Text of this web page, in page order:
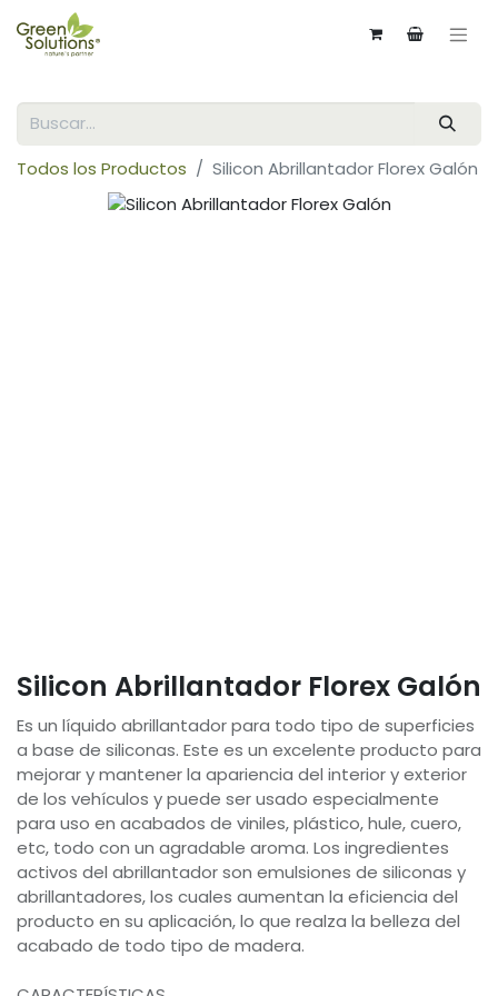
Todos los Productos Silicon Abrillantador Florex Galón
Silicon Abrillantador Florex Galón
Es un líquido abrillantador para todo tipo de superficies
a base de siliconas. Este es un excelente producto para
mejorar y mantener la apariencia del interior y exterior
de los vehículos y puede ser usado especialmente
para uso en acabados de viniles, plástico, hule, cuero,
etc, todo con un agradable aroma. Los ingredientes
activos del abrillantador son emulsiones de siliconas y
abrillantadores, los cuales aumentan la eficiencia del
producto en su aplicación, lo que realza la belleza del
acabado de todo tipo de madera.